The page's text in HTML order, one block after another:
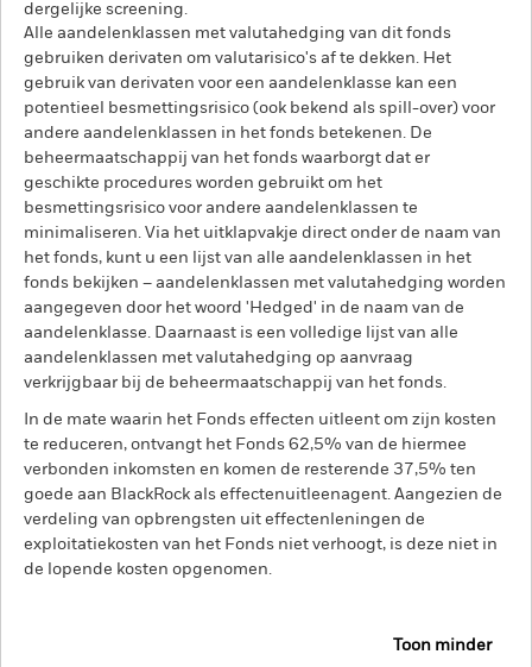
dergelijke screening.
Alle aandelenklassen met valutahedging van dit fonds
gebruiken derivaten om valutarisico's af te dekken. Het
gebruik van derivaten voor een aandelenklasse kan een
potentieel besmettingsrisico (ook bekend als spill-over) voor
andere aandelenklassen in het fonds betekenen. De
beheermaatschappij van het fonds waarborgt dat er
geschikte procedures worden gebruikt om het
besmettingsrisico voor andere aandelenklassen te
minimaliseren. Via het uitklapvakje direct onder de naam van
het fonds, kunt u een lijst van alle aandelenklassen in het
fonds bekijken – aandelenklassen met valutahedging worden
aangegeven door het woord 'Hedged' in de naam van de
aandelenklasse. Daarnaast is een volledige lijst van alle
aandelenklassen met valutahedging op aanvraag
verkrijgbaar bij de beheermaatschappij van het fonds.
In de mate waarin het Fonds effecten uitleent om zijn kosten
te reduceren, ontvangt het Fonds 62,5% van de hiermee
verbonden inkomsten en komen de resterende 37,5% ten
goede aan BlackRock als effectenuitleenagent. Aangezien de
verdeling van opbrengsten uit effectenleningen de
exploitatiekosten van het Fonds niet verhoogt, is deze niet in
de lopende kosten opgenomen.
Toon minder